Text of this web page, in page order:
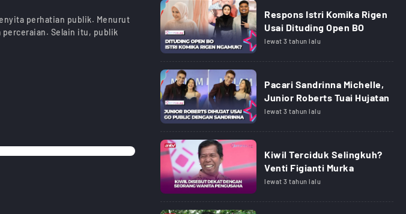
perhatian publik. Menurut
Selain itu, publik
Respons Istri Komika Rigen
Usai Dituding Open BO
lewat 3 tahun lalu
Pacari Sandrinna Michelle,
Junior Roberts Tuai Hujatan
lewat 3 tahun lalu
Kiwil Terciduk Selingkuh?
Venti Figianti Murka
lewat 3 tahun lalu